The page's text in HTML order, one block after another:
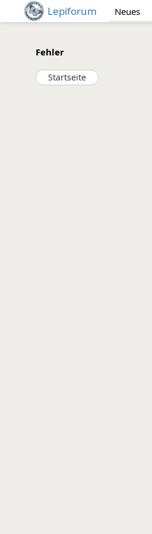
Lepiforum Neues
Fehler
Startseite